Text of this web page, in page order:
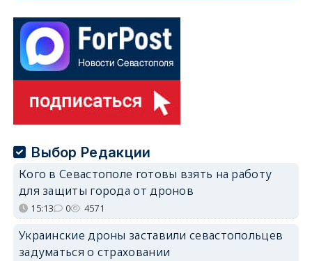
Выбор Редакции
Кого в Севастополе готовы взять на работу
для защиты города от дронов
15:13 0 4571
Украинские дроны заставили севастопольцев
задуматься о страховании